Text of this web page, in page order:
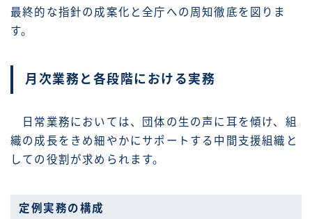
最終的な指針の成案化と全庁への周知徹底を図りま
す。
月次業務と各段階における実務
日常業務においては、団体の生の声に耳を傾け、組
織の成長をきめ細やかにサポートする中間支援組織と
しての役割が求められます。
定例実務の構成